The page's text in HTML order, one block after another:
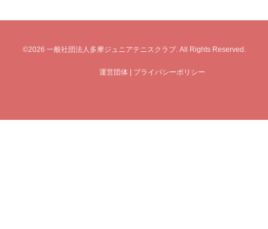
©2026 一般社団法人多摩ジュニアテニスクラブ. All Rights Reserved.
運営団体 | プライバシーポリシー